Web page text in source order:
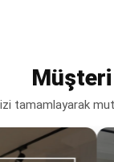
Müşteri
tamamlayarak